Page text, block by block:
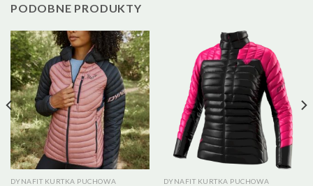
PODOBNE PRODUKTY
DYNAFIT KURTKA PUCHOWA DYNAFIT KURTKA PUCHOWA